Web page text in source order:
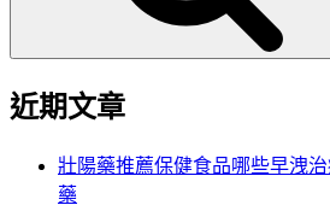
近期文章
壯陽藥推薦保健食品哪些早洩
藥